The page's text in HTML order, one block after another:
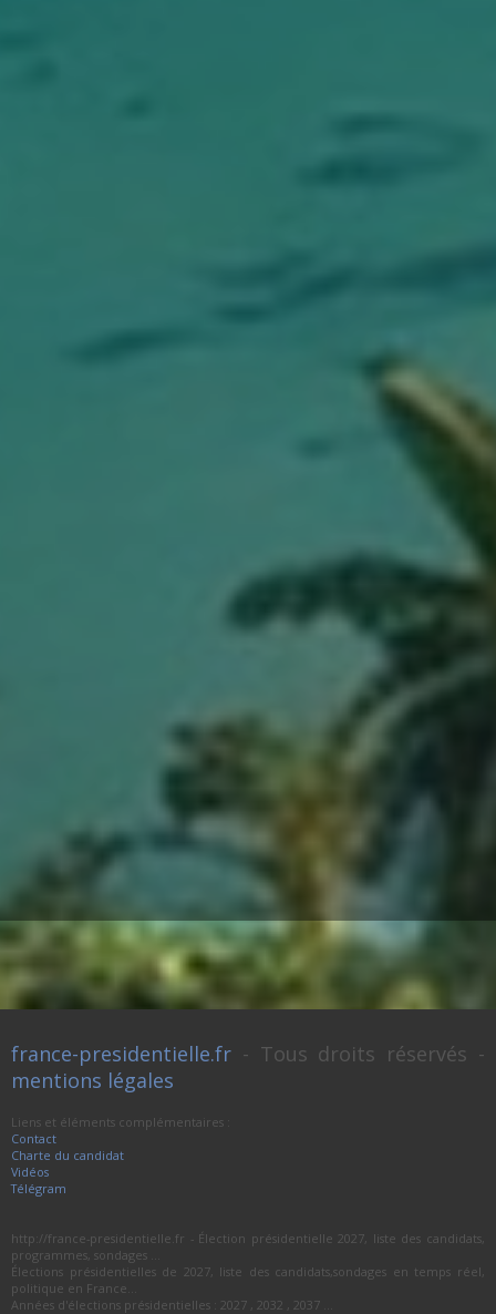
france-presidentielle.fr - Tous droits réservés -
mentions légales
Liens et éléments complémentaires :
Contact
Charte du candidat
Vidéos
Télégram
http://france-presidentielle.fr - Élection présidentielle 2027, liste des candidats,
programmes, sondages ...
Élections présidentielles de 2027, liste des candidats,sondages en temps réel,
politique en France...
Années d'élections présidentielles : 2027 , 2032 , 2037 ...